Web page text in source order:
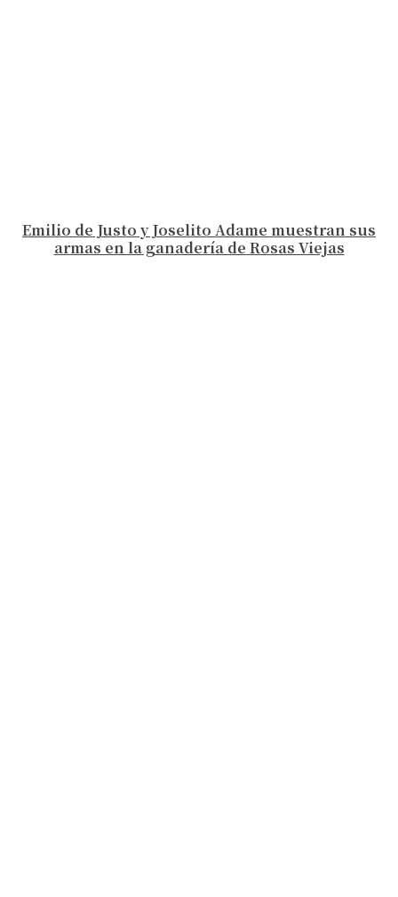
Emilio de Justo y Joselito Adame muestran sus
armas en la ganadería de Rosas Viejas